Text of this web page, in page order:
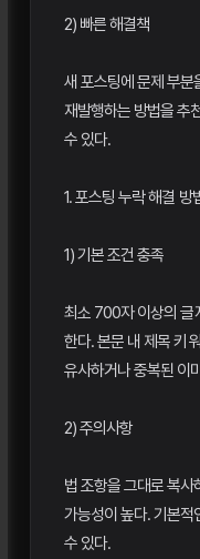
2) 빠른 해결책
새 포스팅에 문제 부분
재발행하는 방법을 추
수 있다.
1. 포스팅 누락 해결 방
1) 기본 조건 충족
최소 700자 이상의 글
한다. 본문 내 제목 키
유사하거나 중복된 이
2) 주의사항
법 조항을 그대로 복
가능성이 높다. 기본적
수 있다.